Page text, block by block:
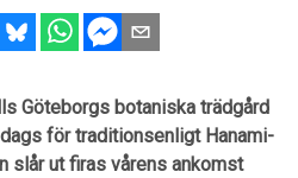
Göteborgs botaniska trädgård
för traditionsenligt Hanami-
slår ut firas vårens ankomst